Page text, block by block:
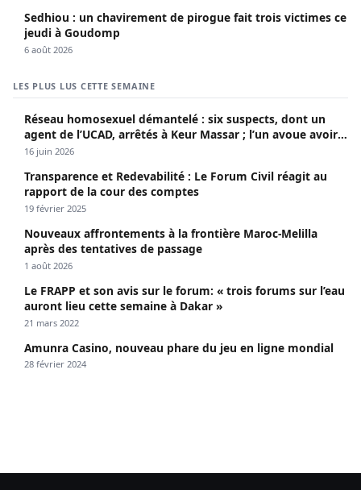
Sedhiou : un chavirement de pirogue fait trois victimes ce
jeudi à Goudomp
6 août 2026
LES PLUS LUS CETTE SEMAINE
Réseau homosexuel démantelé : six suspects, dont un
agent de l’UCAD, arrêtés à Keur Massar ; l’un avoue avoir
propagé le VIH depuis 2018
16 juin 2026
Transparence et Redevabilité : Le Forum Civil réagit au
rapport de la cour des comptes
19 février 2025
Nouveaux affrontements à la frontière Maroc-Melilla
après des tentatives de passage
1 août 2026
Le FRAPP et son avis sur le forum: « trois forums sur l’eau
auront lieu cette semaine à Dakar »
21 mars 2022
Amunra Casino, nouveau phare du jeu en ligne mondial
28 février 2024